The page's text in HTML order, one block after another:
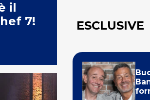
il
7!
ESCLUSIVE